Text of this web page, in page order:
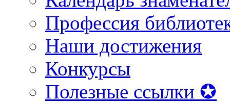
Профессия
Наши достижения
Конкурсы
Полезные ссылки ✪